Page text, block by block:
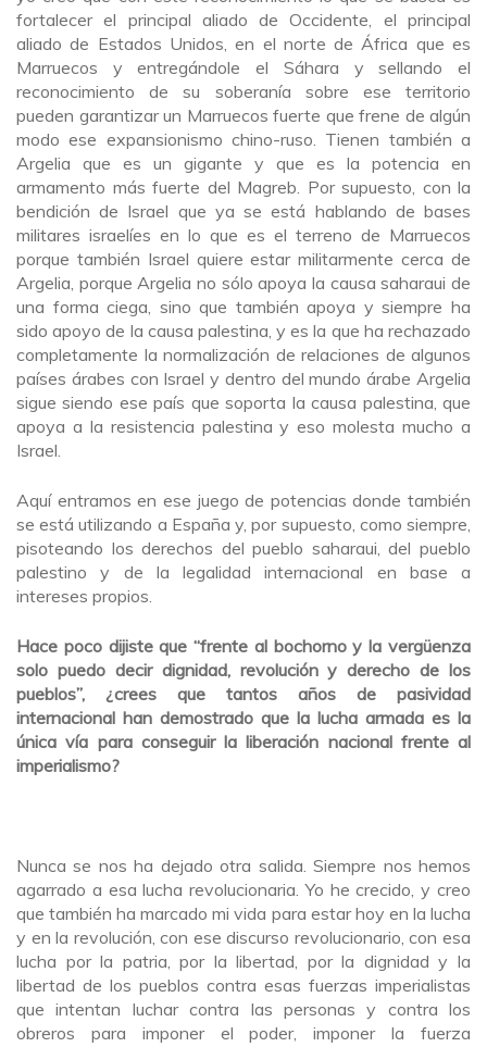
fortalecer el principal aliado de Occidente, el principal
aliado de Estados Unidos, en el norte de África que es
Marruecos y entregándole el Sáhara y sellando el
reconocimiento de su soberanía sobre ese territorio
pueden garantizar un Marruecos fuerte que frene de algún
modo ese expansionismo chino-ruso. Tienen también a
Argelia que es un gigante y que es la potencia en
armamento más fuerte del Magreb. Por supuesto, con la
bendición de Israel que ya se está hablando de bases
militares israelíes en lo que es el terreno de Marruecos
porque también Israel quiere estar militarmente cerca de
Argelia, porque Argelia no sólo apoya la causa saharaui de
una forma ciega, sino que también apoya y siempre ha
sido apoyo de la causa palestina, y es la que ha rechazado
completamente la normalización de relaciones de algunos
países árabes con Israel y dentro del mundo árabe Argelia
sigue siendo ese país que soporta la causa palestina, que
apoya a la resistencia palestina y eso molesta mucho a
Israel.
Aquí entramos en ese juego de potencias donde también
se está utilizando a España y, por supuesto, como siempre,
pisoteando los derechos del pueblo saharaui, del pueblo
palestino y de la legalidad internacional en base a
intereses propios.
Hace poco dijiste que “frente al bochorno y la vergüenza
solo puedo decir dignidad, revolución y derecho de los
pueblos”, ¿crees que tantos años de pasividad
internacional han demostrado que la lucha armada es la
única vía para conseguir la liberación nacional frente al
imperialismo?
Nunca se nos ha dejado otra salida. Siempre nos hemos
agarrado a esa lucha revolucionaria. Yo he crecido, y creo
que también ha marcado mi vida para estar hoy en la lucha
y en la revolución, con ese discurso revolucionario, con esa
lucha por la patria, por la libertad, por la dignidad y la
libertad de los pueblos contra esas fuerzas imperialistas
que intentan luchar contra las personas y contra los
obreros para imponer el poder, imponer la fuerza